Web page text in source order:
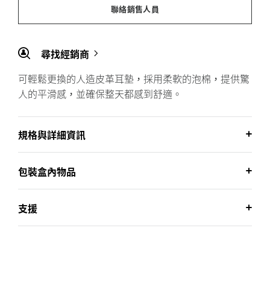
聯絡銷售人員
尋找經銷商
可輕鬆更換的人造皮革耳墊，採用柔軟的泡棉，提供驚
人的平滑感，並確保整天都感到舒適。
規格與詳細資訊
包裝盒內物品
支援